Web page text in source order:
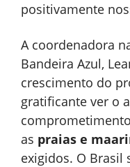
positivamente
A coordenadora
Bandeira Azul,
crescimento do
gratificante ver o
as praias e
exigidos. O Brasil